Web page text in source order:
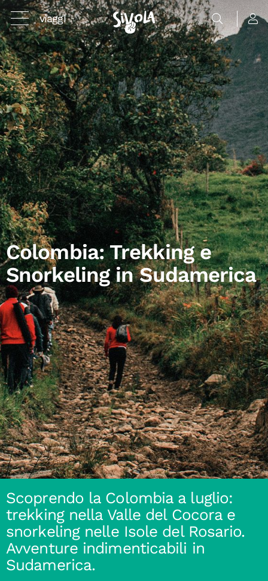
viaggi
Colombia: Trekking e
Snorkeling in Sudamerica
Scoprendo la Colombia a luglio:
trekking nella Valle del Cocora e
snorkeling nelle Isole del Rosario.
Avventure indimenticabili in
Sudamerica.